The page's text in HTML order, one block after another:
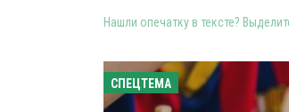
Нашли опечатку в тексте?
СПЕЦТЕМА